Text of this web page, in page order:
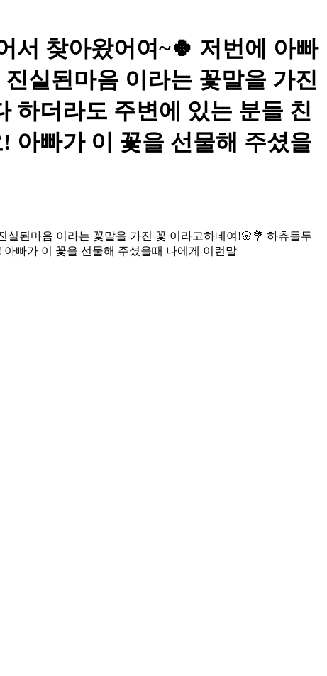
서 찾아왔어여~🍀 저번에 아빠
실된마음 이라는 꽃말을 가진
하더라도 주변에 있는 분들 친
아빠가 이 꽃을 선물해 주셨을
된마음 이라는 꽃말을 가진 꽃 이라고하네여!🌸💐 하츄들두
빠가 이 꽃을 선물해 주셨을때 나에게 이런말